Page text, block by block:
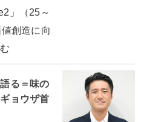
」（25～
創造に向
る＝味の
ョウザ首